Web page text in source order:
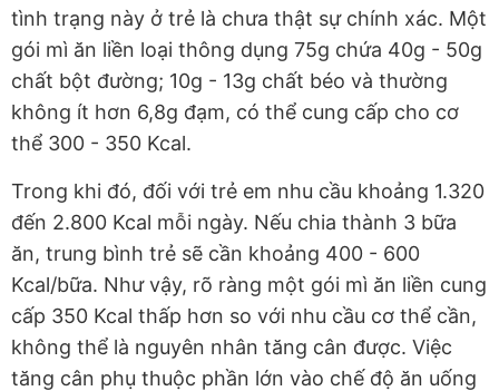
tình trạng này ở trẻ là chưa thật sự chính xác. Một
gói mì ăn liền loại thông dụng 75g chứa 40g - 50g
chất bột đường; 10g - 13g chất béo và thường
không ít hơn 6,8g đạm, có thể cung cấp cho cơ
thể 300 - 350 Kcal.
Trong khi đó, đối với trẻ em nhu cầu khoảng 1.320
đến 2.800 Kcal mỗi ngày. Nếu chia thành 3 bữa
ăn, trung bình trẻ sẽ cần khoảng 400 - 600
Kcal/bữa. Như vậy, rõ ràng một gói mì ăn liền cung
cấp 350 Kcal thấp hơn so với nhu cầu cơ thể cần,
không thể là nguyên nhân tăng cân được. Việc
tăng cân phụ thuộc phần lớn vào chế độ ăn uống